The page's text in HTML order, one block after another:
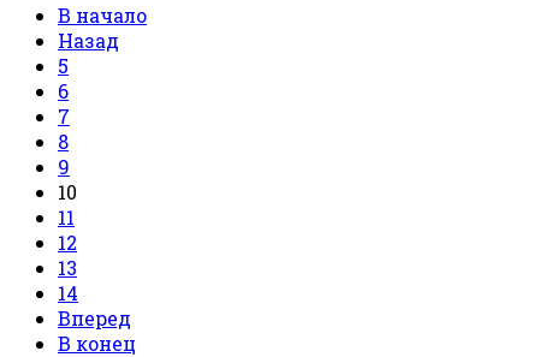
В начало
Назад
5
6
7
8
9
10
11
12
13
14
Вперед
В конец